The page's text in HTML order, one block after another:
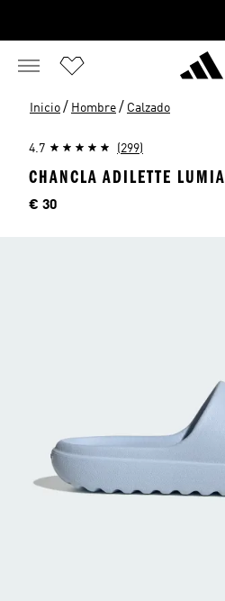
Inicio / Hombre / Calzado
4.7 (299)
CHANCLA ADILETTE LUMIA
Precio
€ 30